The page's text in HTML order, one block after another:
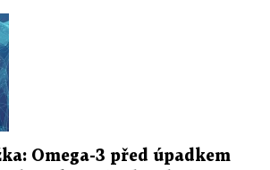
Omega-3 před úpadkem